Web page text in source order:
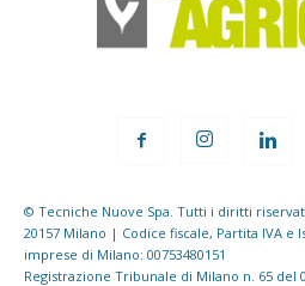
© Tecniche Nuove Spa. Tutti i diritti
20157 Milano | Codice fiscale, Partita IVA e
imprese di Milano: 00753480151
Registrazione Tribunale di Milano n. 65 del